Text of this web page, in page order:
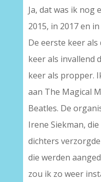
Ja, dat was ik nog
2015, in 2017 en
De eerste keer als
keer als invallend
keer als propper.
aan The Magical
Beatles. De
Irene Siekman,
dichters
die werden
zou ik zo weer